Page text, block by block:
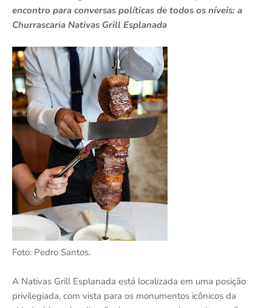
encontro para conversas políticas de todos os níveis: a
Churrascaria Nativas Grill Esplanada
Foto: Pedro Santos.
A Nativas Grill Esplanada está localizada em uma posição
privilegiada, com vista para os monumentos icônicos da